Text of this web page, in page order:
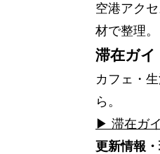
空港アク
材で整理。
滞在ガイ
カフェ・
ら。
▶ 滞在ガ
更新情報